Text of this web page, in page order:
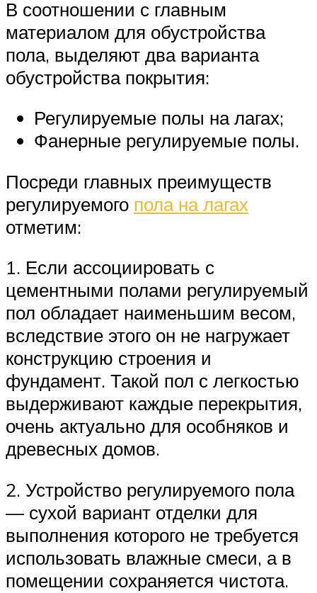
В соотношении с главным
материалом для обустройства
пола, выделяют два варианта
обустройства покрытия:
Регулируемые полы на лагах;
Фанерные регулируемые полы.
Посреди главных преимуществ
регулируемого пола на лагах
отметим:
1. Если ассоциировать с
цементными полами регулируемый
пол обладает наименьшим весом,
вследствие этого он не нагружает
конструкцию строения и
фундамент. Такой пол с легкостью
выдерживают каждые перекрытия,
очень актуально для особняков и
древесных домов.
2. Устройство регулируемого пола
— сухой вариант отделки для
выполнения которого не требуется
использовать влажные смеси, а в
помещении сохраняется чистота.